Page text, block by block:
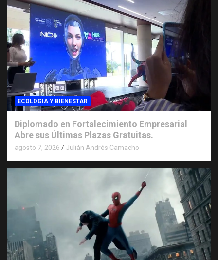
ECOLOGIA Y BIENESTAR
Diplomado en Fortalecimiento Empresarial
Abre sus Últimas Plazas Gratuitas.
agosto 7, 2026 Julián Andrés Camacho